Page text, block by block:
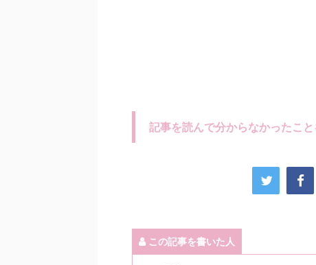
記事を読んで分からなかったこ
この記事を書いた人